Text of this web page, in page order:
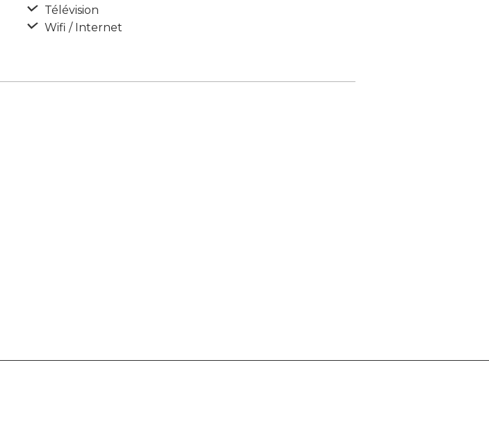
Télévision
Wifi / Internet